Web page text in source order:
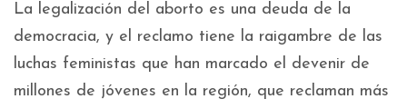
La legalización del aborto es una deuda de la
democracia, y el reclamo tiene la raigambre de las
luchas feministas que han marcado el devenir de
millones de jóvenes en la región, que reclaman más